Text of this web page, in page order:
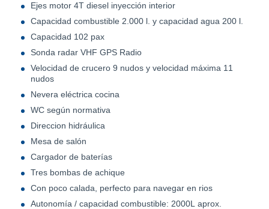
Ejes motor 4T diesel inyección interior
Capacidad combustible 2.000 l. y capacidad agua 200 l.
Capacidad 102 pax
Sonda radar VHF GPS Radio
Velocidad de crucero 9 nudos y velocidad máxima 11
nudos
Nevera eléctrica cocina
WC según normativa
Direccion hidráulica
Mesa de salón
Cargador de baterías
Tres bombas de achique
Con poco calada, perfecto para navegar en rios
Autonomía / capacidad combustible: 2000L aprox.